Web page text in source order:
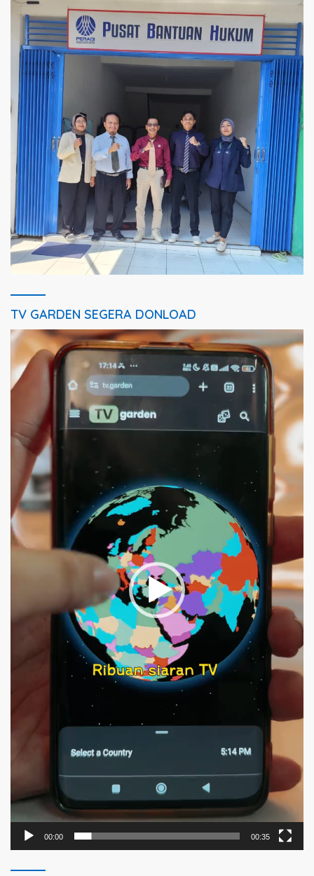
TV GARDEN SEGERA DONLOAD
Pemutar
Video
00:00 00:35